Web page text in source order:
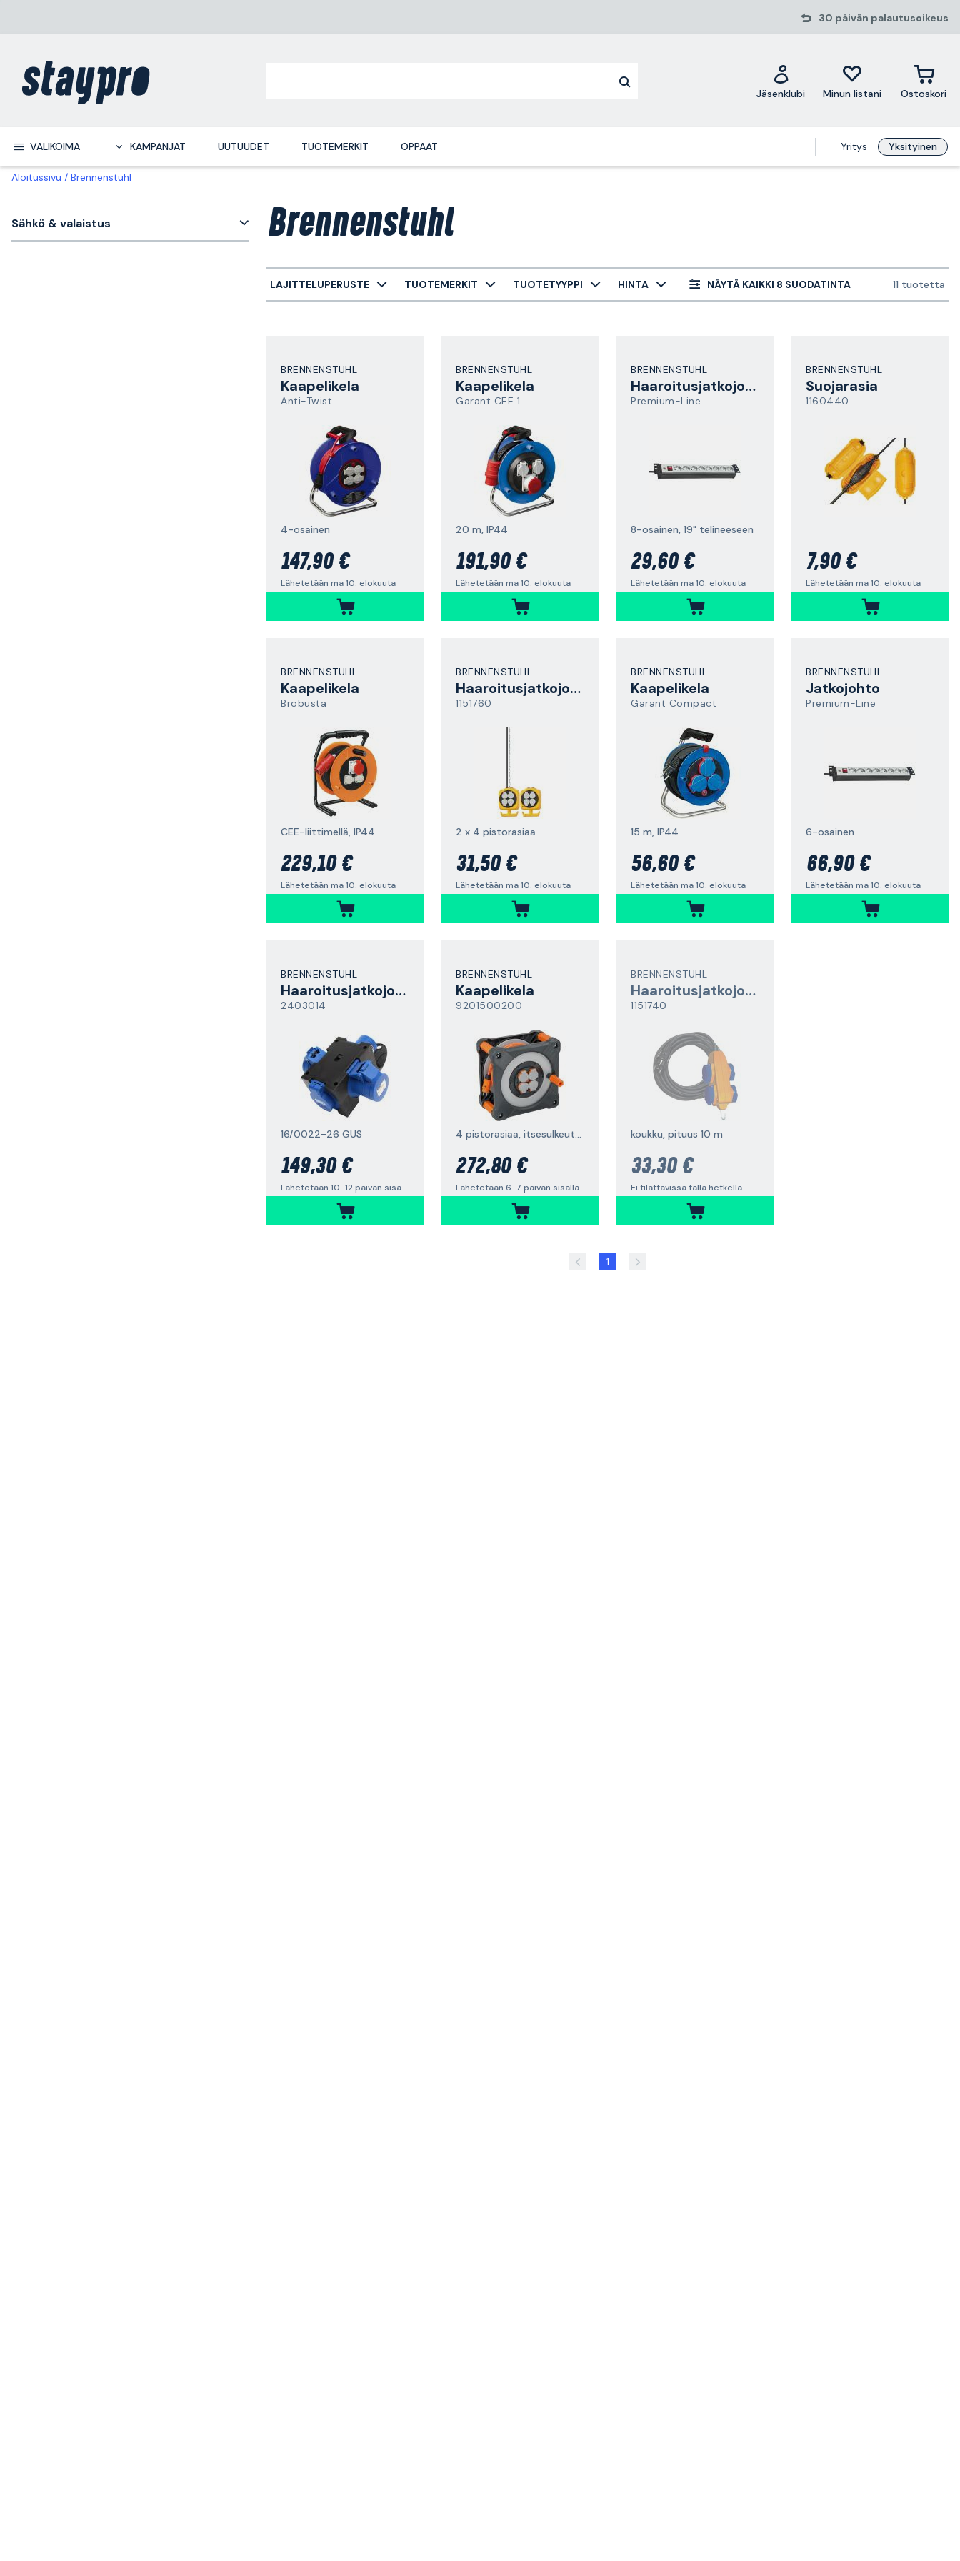
30 päivän palautusoikeus
Jäsenklubi Minun listani Ostoskori
VALIKOIMA KAMPANJAT UUTUUDET TUOTEMERKIT OPPAAT Yritys Yksityinen
Aloitussivu Brennenstuhl
Sähkö & valaistus Brennenstuhl
LAJITTELUPERUSTE TUOTEMERKIT TUOTETYYPPI HINTA NÄYTÄ KAIKKI 8 SUODATINTA 11 tuotetta
BRENNENSTUHL
Kaapelikela
Anti-Twist
4-osainen
147,90 €
Lähetetään ma 10. elokuuta
BRENNENSTUHL
Kaapelikela
Garant CEE 1
20 m, IP44
191,90 €
Lähetetään ma 10. elokuuta
BRENNENSTUHL
Haaroitusjatkojohto
Premium-Line
8-osainen, 19" telineeseen
29,60 €
Lähetetään ma 10. elokuuta
BRENNENSTUHL
Suojarasia
1160440
7,90 €
Lähetetään ma 10. elokuuta
BRENNENSTUHL
Kaapelikela
Brobusta
CEE-liittimellä, IP44
229,10 €
Lähetetään ma 10. elokuuta
BRENNENSTUHL
Haaroitusjatkojohto
1151760
2 x 4 pistorasiaa
31,50 €
Lähetetään ma 10. elokuuta
BRENNENSTUHL
Kaapelikela
Garant Compact
15 m, IP44
56,60 €
Lähetetään ma 10. elokuuta
BRENNENSTUHL
Jatkojohto
Premium-Line
6-osainen
66,90 €
Lähetetään ma 10. elokuuta
BRENNENSTUHL
Haaroitusjatkojohto
2403014
16/0022-26 GUS
149,30 €
Lähetetään 10-12 päivän sisällä
BRENNENSTUHL
Kaapelikela
9201500200
4 pistorasiaa, itsesulkeutuva kansi
272,80 €
Lähetetään 6-7 päivän sisällä
BRENNENSTUHL
Haaroitusjatkojohto
1151740
koukku, pituus 10 m
33,30 €
Ei tilattavissa tällä hetkellä
1